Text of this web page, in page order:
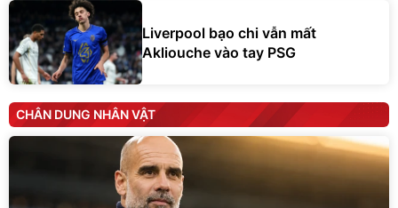
Liverpool bạo chi vẫn mất
Akliouche vào tay PSG
CHÂN DUNG NHÂN VẬT